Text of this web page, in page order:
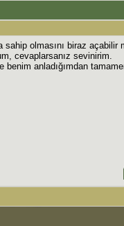
sahip olmasını biraz açabilir
cevaplarsanız sevinirim.
anladığımdan